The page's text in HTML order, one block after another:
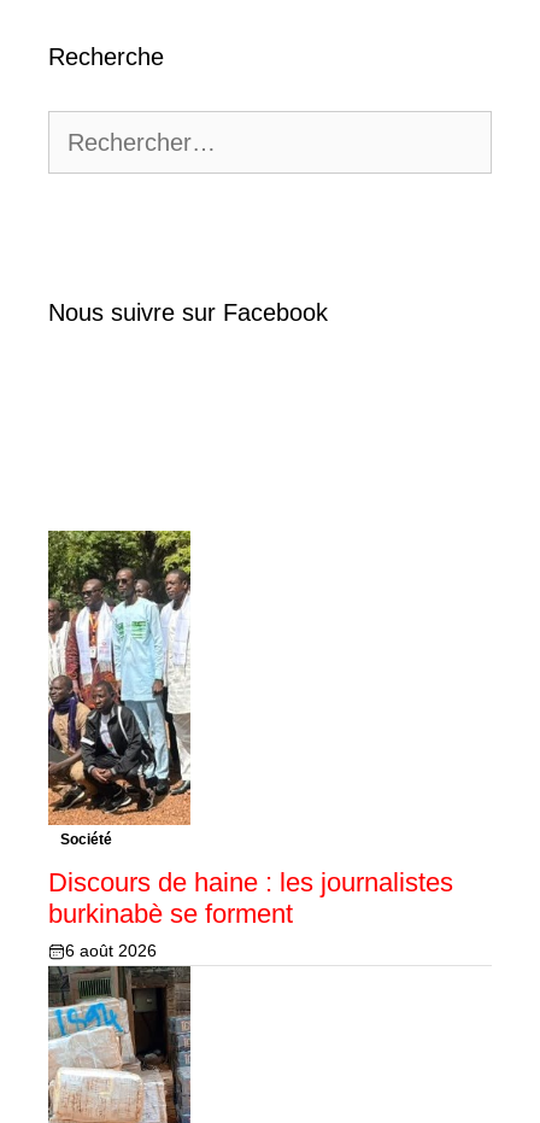
Recherche
Nous suivre sur Facebook
Société
Discours de haine : les journalistes
burkinabè se forment
6 août 2026